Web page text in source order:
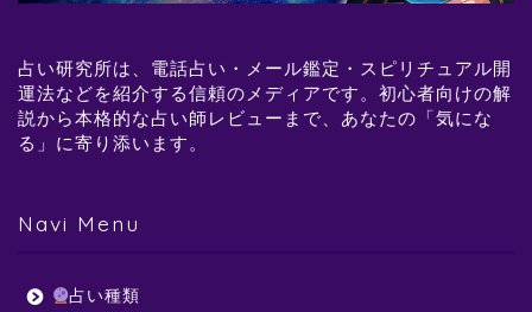
占い研究所は、電話占い・メール鑑定・スピリチュアル開
運法などを紹介する信頼のメディアです。初心者向けの解
説から本格的な占い師レビューまで、あなたの「気にな
る」に寄り添います。
Navi Menu
占い種類